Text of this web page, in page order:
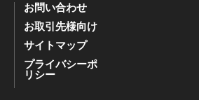
お問い合わせ
お取引先様向け
サイトマップ
プライバシーポ
リシー